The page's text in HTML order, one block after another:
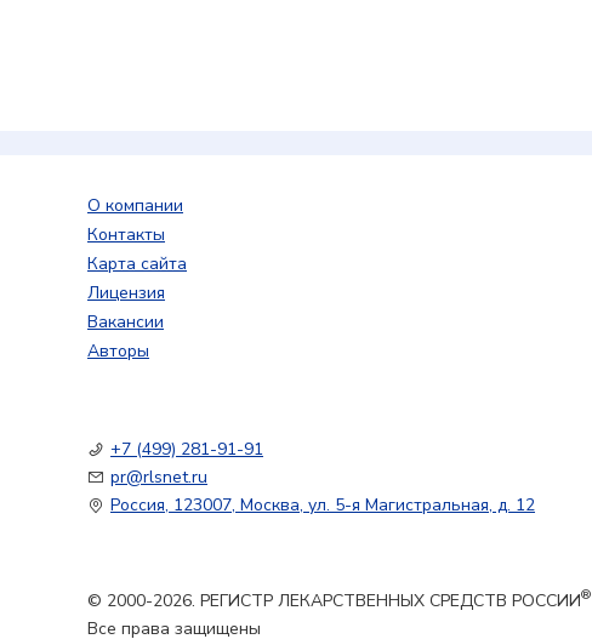
О компании
Контакты
Карта сайта
Лицензия
Вакансии
Авторы
+7 (499) 281-91-91
pr@rlsnet.ru
Россия, 123007, Москва, ул. 5-я Магистральная, д. 12
© 2000-2026. РЕГИСТР ЛЕКАРСТВЕННЫХ СРЕДСТВ РОССИИ®
Все права защищены